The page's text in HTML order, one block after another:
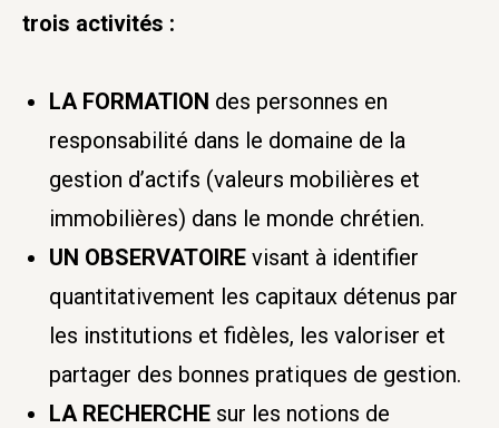
trois activités :
LA FORMATION des personnes en
responsabilité dans le domaine de la
gestion d’actifs (valeurs mobilières et
immobilières) dans le monde chrétien.
UN OBSERVATOIRE visant à identifier
quantitativement les capitaux détenus par
les institutions et fidèles, les valoriser et
partager des bonnes pratiques de gestion.
LA RECHERCHE sur les notions de